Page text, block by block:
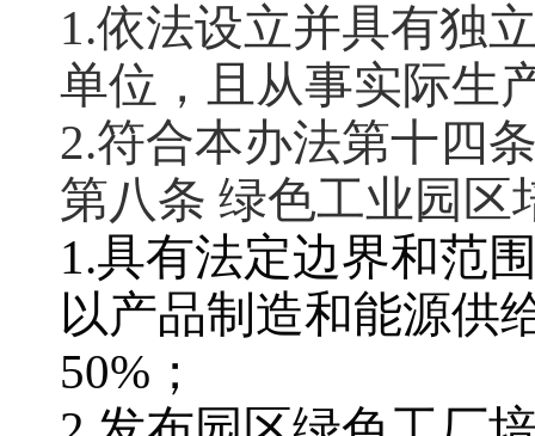
1.依法设立并具有独
单位，且从事实际生
2.符合本办法第十四
第八条 绿色工业园区
1.具有法定边界和范
以产品制造和能源供
50%；